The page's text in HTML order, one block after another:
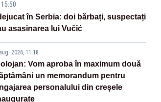
în Serbia: doi bărbați, suspectați
asasinarea lui Vučić
2026, 11:18
Vom aproba în maximum două
un memorandum pentru
personalului din creșele